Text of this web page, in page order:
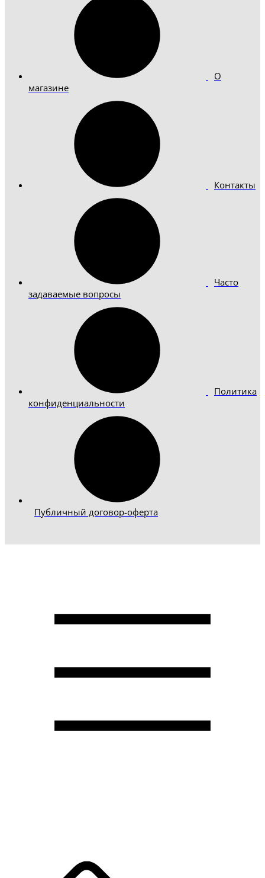
О
магазине
Контакты
Часто
задаваемые вопросы
Политика
конфиденциальности
Публичный договор-оферта